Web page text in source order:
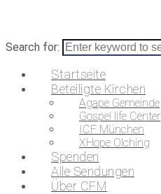
Search for:
Startseite
Beteiligte Kirchen
Agape Gemeinde
Gospel life Center
ICF München
XHope Olching
Spenden
Alle Sendungen
Über CFM